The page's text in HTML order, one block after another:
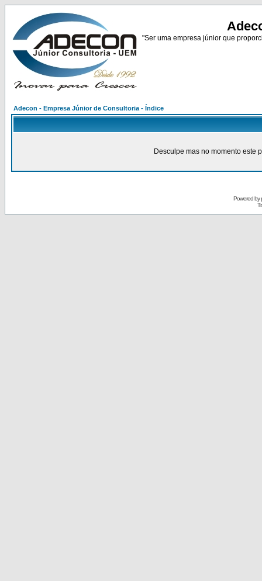
"Ser uma empresa júnior que
Adecon - Empresa Júnior de Consultoria - Índice
Desculpe mas no momento este
Powered by